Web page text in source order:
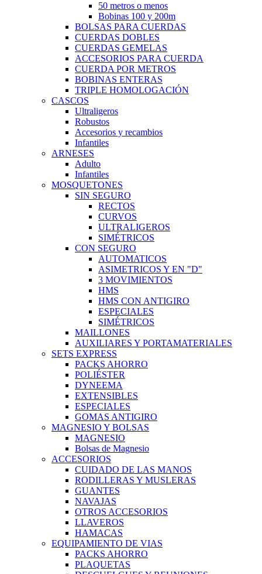
50 metros o menos
Bobinas 100 y 200m
BOLSAS PARA CUERDAS
CUERDAS DOBLES
CUERDAS GEMELAS
ACCESORIOS PARA CUERDA
CUERDA POR METROS
BOBINAS ENTERAS
TRIPLE HOMOLOGACIÓN
CASCOS
Ultraligeros
Robustos
Accesorios y recambios
Infantiles
ARNESES
Adulto
Infantiles
MOSQUETONES
SIN SEGURO
RECTOS
CURVOS
ULTRALIGEROS
SIMÉTRICOS
CON SEGURO
AUTOMATICOS
ASIMETRICOS Y EN "D"
3 MOVIMIENTOS
HMS
HMS CON ANTIGIRO
ESPECIALES
SIMÉTRICOS
MAILLONES
AUXILIARES Y PORTAMATERIALES
SETS EXPRESS
PACKS AHORRO
POLIÉSTER
DYNEEMA
EXTENSIBLES
ESPECIALES
GOMAS ANTIGIRO
MAGNESIO Y BOLSAS
MAGNESIO
Bolsas de Magnesio
ACCESORIOS
CUIDADO DE LAS MANOS
RODILLERAS Y MUSLERAS
GUANTES
NAVAJAS
OTROS ACCESORIOS
LLAVEROS
HAMACAS
EQUIPAMIENTO DE VIAS
PACKS AHORRO
PLAQUETAS